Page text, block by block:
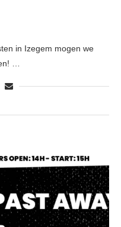
in Izegem mogen we
…